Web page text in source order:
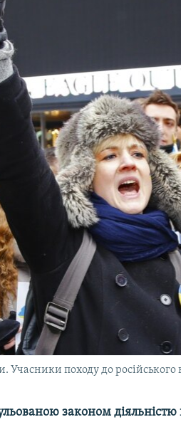
Учасники походу до
законом